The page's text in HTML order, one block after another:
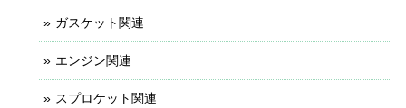
ガスケット関連
エンジン関連
スプロケット関連